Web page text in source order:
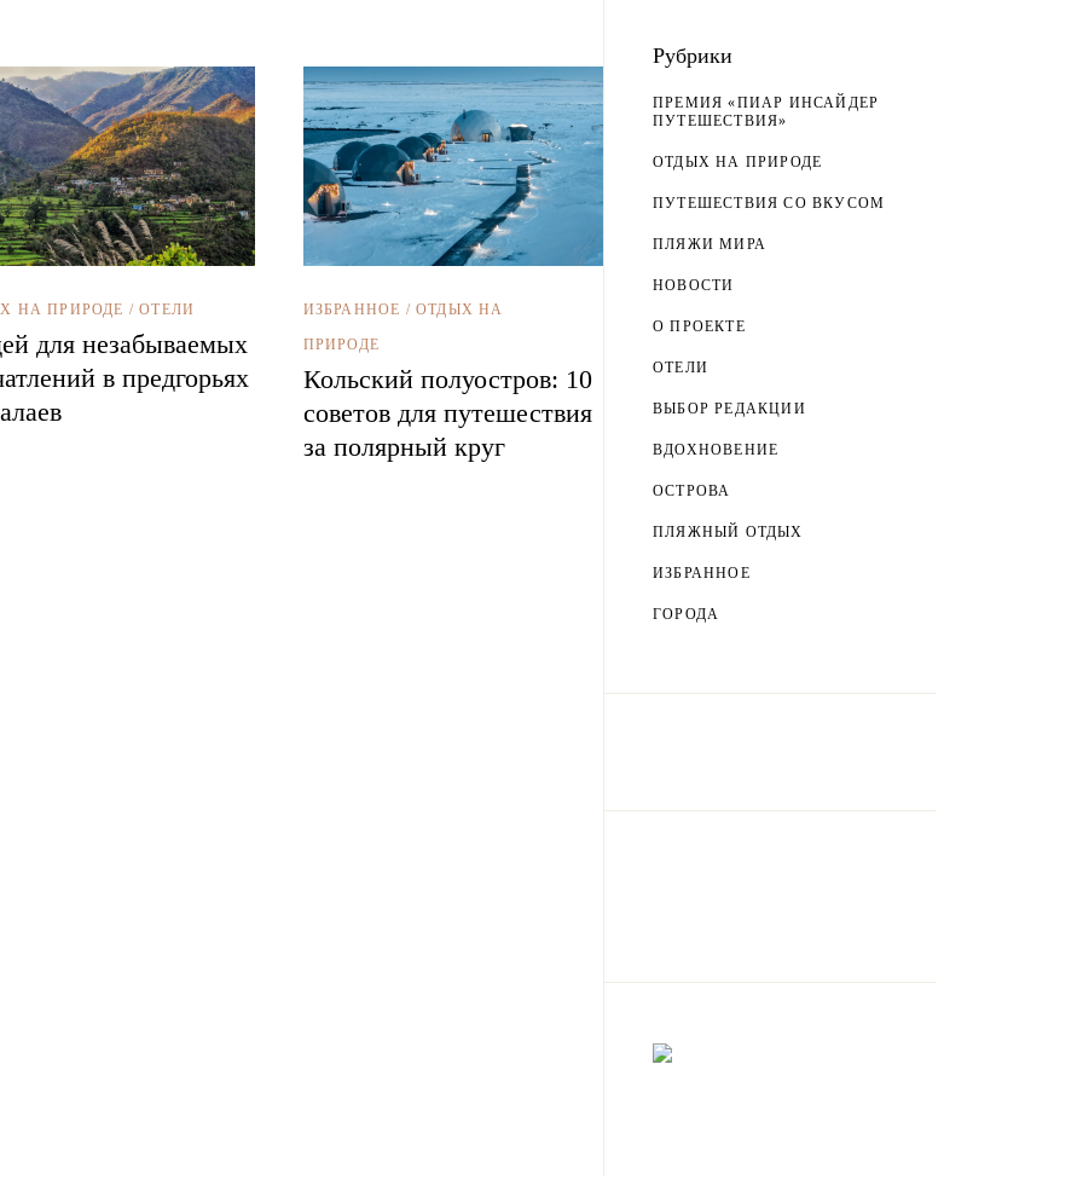
НА ПРИРОДЕ /ОТЕЛИ
для незабываемых
в предгорьях
ИЗБРАННОЕ /ОТДЫХ НА
ПРИРОДЕ
Кольский полуостров: 10
советов для путешествия
за полярный круг
Рубрики
ПРЕМИЯ «ПИАР ИНСАЙДЕР
ПУТЕШЕСТВИЯ»
ОТДЫХ НА ПРИРОДЕ
ПУТЕШЕСТВИЯ СО ВКУСОМ
ПЛЯЖИ МИРА
НОВОСТИ
О ПРОЕКТЕ
ОТЕЛИ
ВЫБОР РЕДАКЦИИ
ВДОХНОВЕНИЕ
ОСТРОВА
ПЛЯЖНЫЙ ОТДЫХ
ИЗБРАННОЕ
ГОРОДА